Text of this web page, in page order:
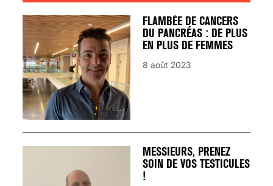
FLAMBÉE DE CANCERS
DU PANCRÉAS : DE PLUS
EN PLUS DE FEMMES
8 août 2023
MESSIEURS, PRENEZ
SOIN DE VOS TESTICULES
!